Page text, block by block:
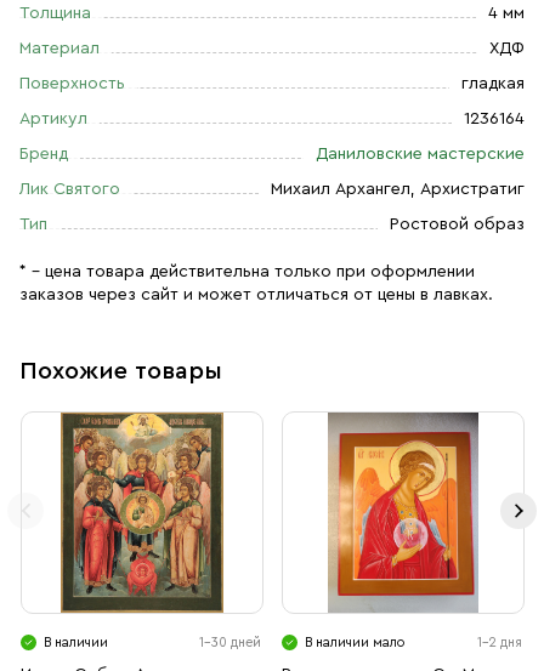
Толщина 4 мм
Материал ХДФ
Поверхность гладкая
Артикул 1236164
Бренд Даниловские мастерские
Лик Святого Михаил Архангел, Архистратиг
Тип Ростовой образ
* – цена товара действительна только при оформлении
заказов через сайт и может отличаться от цены в лавках.
Похожие товары
В наличии 1-30 дней В наличии мало 1-2 дня